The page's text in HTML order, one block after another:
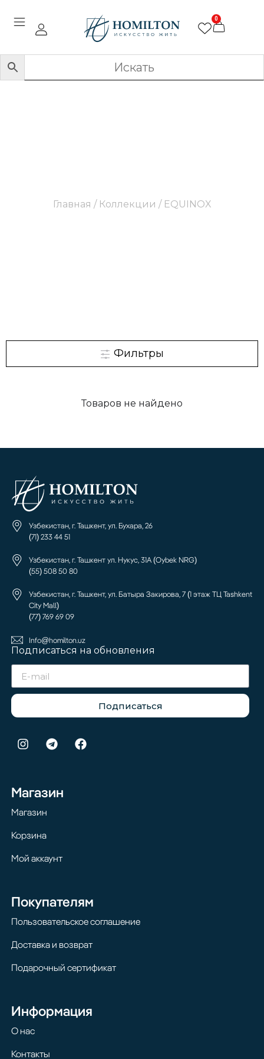
0
Главная / Коллекции / EQUINOX
Фильтры
Товаров не найдено
Узбекистан, г. Ташкент, ул. Бухара, 26
(71) 233 44 51
Узбекистан, г. Ташкент ул. Нукус, 31А (Oybek NRG)
(55) 508 50 80
Узбекистан, г. Ташкент, ул. Батыра Закирова, 7 (1 этаж ТЦ Tashkent
City Mall)
(77) 769 69 09
Info@homilton.uz
Подписаться на обновления
Подписаться
Магазин
Магазин
Корзина
Мой аккаунт
Покупателям
Пользовательское соглашение
Доставка и возврат
Подарочный сертификат
Информация
О нас
Контакты